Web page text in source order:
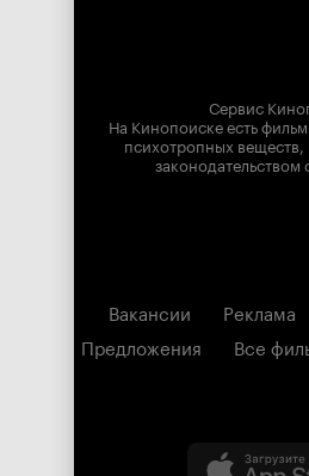
Сервис
На Кинопоиске есть
психотропных
Вакансии Реклама
Предложения
Все